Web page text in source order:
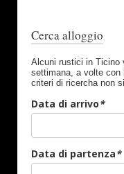
Cerca alloggio
Alcuni rustici in Ticino
settimana, a volte con
criteri di ricercha non
Data di arrivo*
Data di partenza*